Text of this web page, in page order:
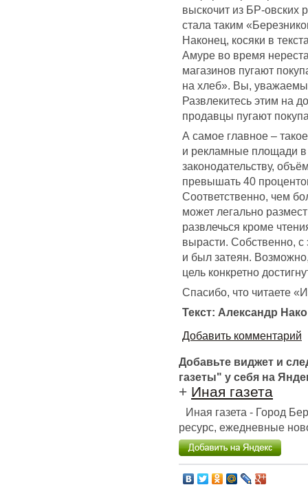
выскочит из БР-овских
стала таким
Наконец, косяки в
Амуре во время
магазинов пугают
на хлеб». Вы,
Развлекитесь этим на
продавцы пугают
А самое главное –
и рекламные площади
законодательству,
превышать 40
Соответственно, чем
может легально
развлечься кроме
вырасти. Собственно,
и был затеян.
цель конкретно
Спасибо, что читаете
Текст: Александр
Добавить комментарий
Добавьте виджет и
газеты" у себя на
+ Иная газета
Иная газета - Город
ресурс, ежедневные